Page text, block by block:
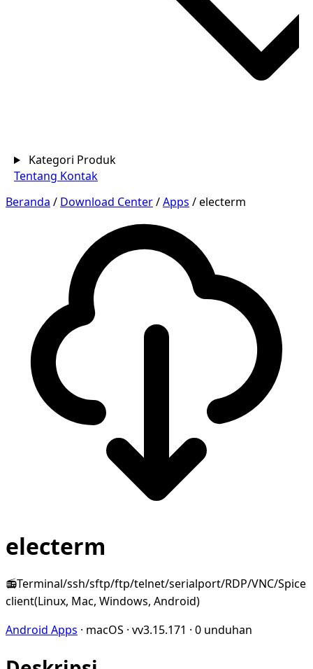
Kategori Produk
Tentang Kontak
Beranda / Download Center/Apps /electerm
electerm
📻Terminal/ssh/sftp/ftp/telnet/serialport/RDP/VNC/Spice
client(Linux, Mac, Windows, Android)
Android Apps · macOS · vv3.15.171 · 0 unduhan